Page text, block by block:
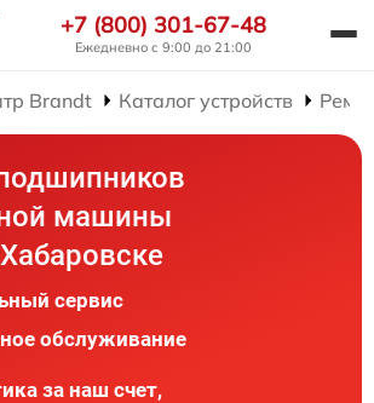
+7 (800) 301-67-48
Ежедневно с 9:00 до 21:00
Brandt Каталог устройств
машины
сервис
обслуживание
за наш счет,